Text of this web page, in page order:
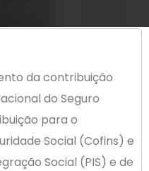
da contribuição
do Seguro
para o
Social (Cofins) e
Social (PIS) e de